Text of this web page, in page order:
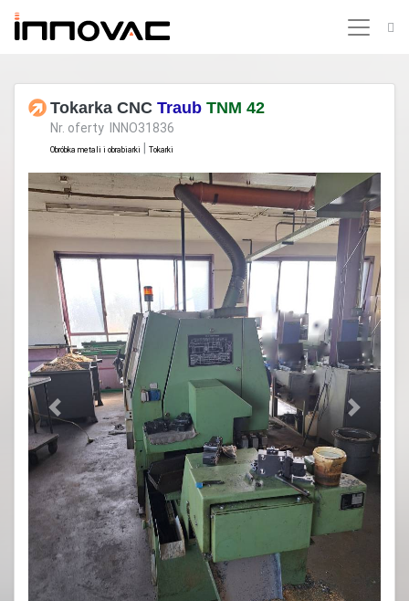
Tokarka CNC Traub TNM 42
Nr. oferty INNO31836
Obróbka metali i obrabiarki Tokarki
Previous Next